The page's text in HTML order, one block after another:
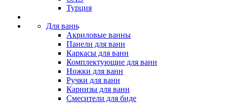
Турция
Для ванн
Акриловые ванны
Панели для ванн
Каркасы для ванн
Комплектующие для ванн
Ножки для ванн
Ручки для ванн
Карнизы для ванн
Смесители для биде